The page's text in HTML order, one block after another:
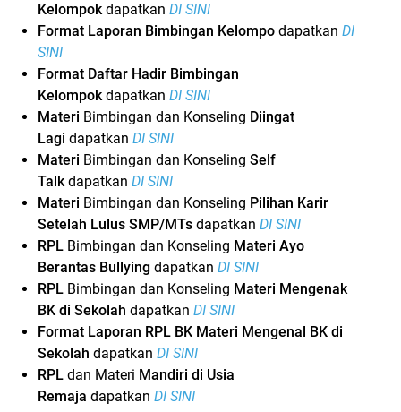
Kelompokdapatkan DI SINI
Format Laporan Bimbingan Kelompo dapatkan DI
SINI
Format Daftar Hadir Bimbingan
Kelompokdapatkan DI SINI
Materi Bimbingan dan Konseling Diingat
Lagi dapatkan DI SINI
Materi Bimbingan dan Konseling Self
Talkdapatkan DI SINI
Materi Bimbingan dan Konseling Pilihan Karir
Setelah Lulus SMP/MTs dapatkan DI SINI
RPL Bimbingan dan Konseling Materi Ayo
Berantas Bullying dapatkan DI SINI
RPL Bimbingan dan Konseling Materi Mengenak
BK di Sekolah dapatkan DI SINI
Format Laporan RPL BK Materi Mengenal BK di
Sekolah dapatkan DI SINI
RPL dan Materi Mandiri di Usia
Remaja dapatkan DI SINI